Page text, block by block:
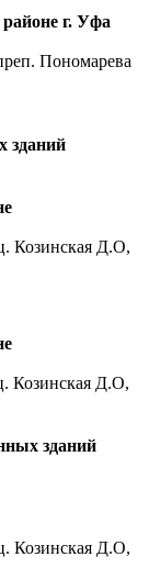
г. Уфа
Пономарева
зданий
Козинская Д.О,
Козинская Д.О,
зданий
Козинская Д.О,